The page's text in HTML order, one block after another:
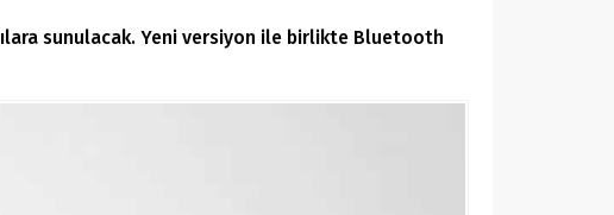
sunulacak. Yeni versiyon ile birlikte Bluetooth